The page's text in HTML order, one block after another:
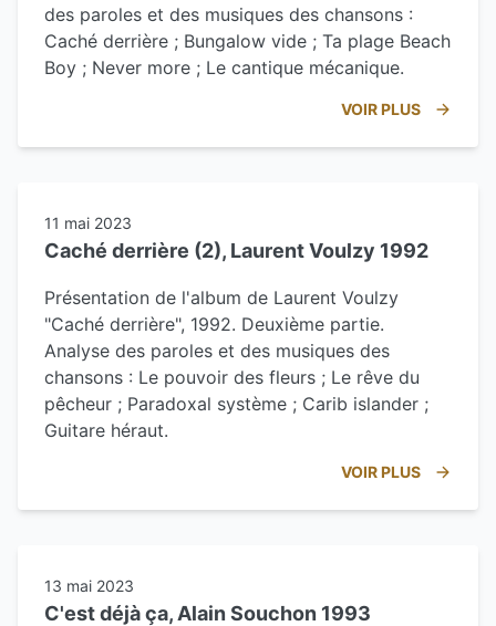
des paroles et des musiques des chansons :
Caché derrière ; Bungalow vide ; Ta plage Beach
Boy ; Never more ; Le cantique mécanique.
VOIR PLUS
11 mai 2023
Caché derrière (2), Laurent Voulzy 1992
Présentation de l'album de Laurent Voulzy
"Caché derrière", 1992. Deuxième partie.
Analyse des paroles et des musiques des
chansons : Le pouvoir des fleurs ; Le rêve du
pêcheur ; Paradoxal système ; Carib islander ;
Guitare héraut.
VOIR PLUS
13 mai 2023
C'est déjà ça, Alain Souchon 1993